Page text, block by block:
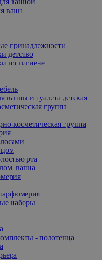
ванн
принадлежности
детство
по гигиене
ванны и туалета детская
группа
косметическая группа
рта
ванна
наборы
- полотенца